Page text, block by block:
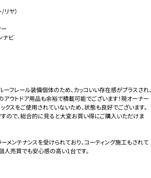
リヤ）
ナビ
フレール装備個体のため、カッコいい存在感がプラスされ、
アウトドア用品も余裕で積載可能でございます！現オーナー
スをご使用されていないため、状態も良好でございます。
ので、総合的に見ると大変お買い得にご購入いただけま
メンテナンスを受けられており、コーティング施工もされて
人売買でも安心感の高い1台です。